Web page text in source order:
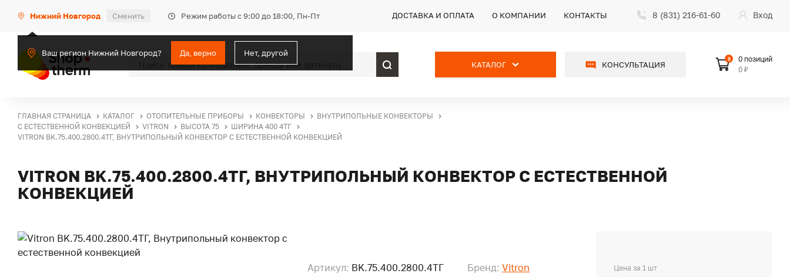
Нижний Новгород Сменить Режим работы с 9:00 до 18:00, Пн-Пт
Ваш регион Нижний Новгород? Да, верно Нет, другой
ДОСТАВКА И ОПЛАТА О КОМПАНИИ КОНТАКТЫ 8 (831) 216-61-60 Вход
КАТАЛОГ КОНСУЛЬТАЦИЯ
0
0 позиций
0 ₽
ГЛАВНАЯ СТРАНИЦА КАТАЛОГ ОТОПИТЕЛЬНЫЕ ПРИБОРЫ КОНВЕКТОРЫ
ВНУТРИПОЛЬНЫЕ КОНВЕКТОРЫ
С ЕСТЕСТВЕННОЙ КОНВЕКЦИЕЙ
VITRON ВЫСОТА 75
ШИРИНА 400 4ТГ
VITRON BK.75.400.2800.4ТГ, ВНУТРИПОЛЬНЫЙ КОНВЕКТОР С ЕСТЕСТВЕННОЙ КОНВЕКЦИЕЙ
VITRON BK.75.400.2800.4ТГ, ВНУТРИПОЛЬНЫЙ КОНВЕКТОР С ЕСТЕСТВЕННОЙ
КОНВЕКЦИЕЙ
Артикул: BK.75.400.2800.4ТГ Бренд: Vitron Цена за 1 шт